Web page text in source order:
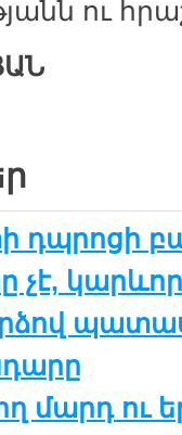
ու
դպրոցի
չէ,
մարդ ու